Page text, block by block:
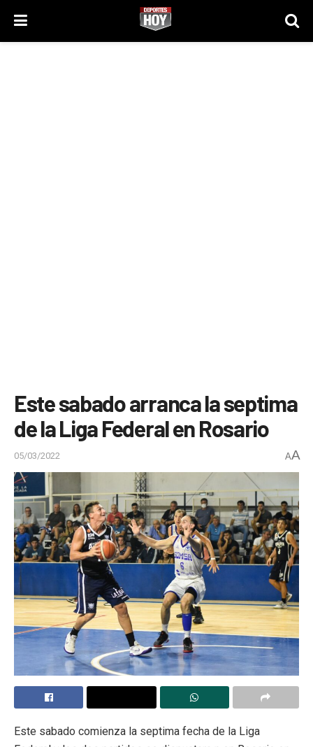
Este sabado arranca la septima
de la Liga Federal en Rosario
05/03/2022 AA
Este sabado comienza la septima fecha de la Liga